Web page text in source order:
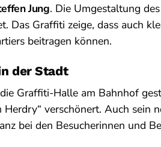
Jung. Die Umgestaltung des
Das Graffiti zeige, dass auch
beitragen können.
der Stadt
Graffiti-Halle am Bahnhof
verschönert. Auch sein
bei den Besucherinnen und